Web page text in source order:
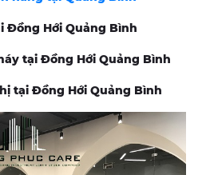
Đồng Hới Quảng Bình
tại Đồng Hới Quảng Bình
tại Đồng Hới Quảng Bình